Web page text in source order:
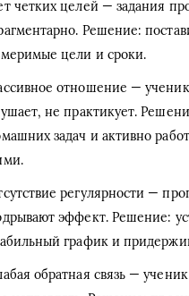
четких целей — задания
Решение:
цели и сроки.
отношение —
не практикует.
задач и активно
регулярности —
эффект. Решение:
график и
обратная связь —